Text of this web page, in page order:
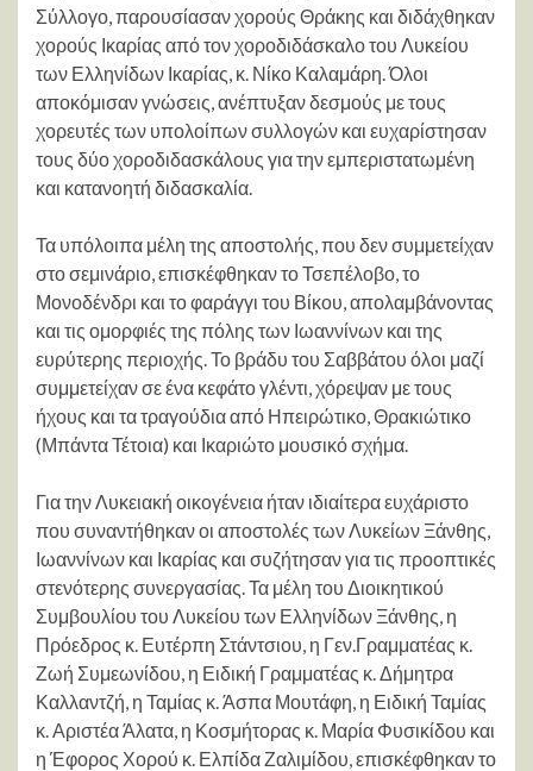
Σύλλογο, παρουσίασαν χορούς Θράκης και διδάχθηκαν
χορούς Ικαρίας από τον χοροδιδάσκαλο του Λυκείου
των Ελληνίδων Ικαρίας, κ. Νίκο Καλαμάρη. Όλοι
αποκόμισαν γνώσεις, ανέπτυξαν δεσμούς με τους
χορευτές των υπολοίπων συλλογών και ευχαρίστησαν
τους δύο χοροδιδασκάλους για την εμπεριστατωμένη
και κατανοητή διδασκαλία.
Τα υπόλοιπα μέλη της αποστολής, που δεν συμμετείχαν
στο σεμινάριο, επισκέφθηκαν το Τσεπέλοβο, το
Μονοδένδρι και το φαράγγι του Βίκου, απολαμβάνοντας
και τις ομορφιές της πόλης των Ιωαννίνων και της
ευρύτερης περιοχής. Το βράδυ του Σαββάτου όλοι μαζί
συμμετείχαν σε ένα κεφάτο γλέντι, χόρεψαν με τους
ήχους και τα τραγούδια από Ηπειρώτικο, Θρακιώτικο
(Μπάντα Τέτοια) και Ικαριώτο μουσικό σχήμα.
Για την Λυκειακή οικογένεια ήταν ιδιαίτερα ευχάριστο
που συναντήθηκαν οι αποστολές των Λυκείων Ξάνθης,
Ιωαννίνων και Ικαρίας και συζήτησαν για τις προοπτικές
στενότερης συνεργασίας. Τα μέλη του Διοικητικού
Συμβουλίου του Λυκείου των Ελληνίδων Ξάνθης, η
Πρόεδρος κ. Ευτέρπη Στάντσιου, η Γεν.Γραμματέας κ.
Ζωή Συμεωνίδου, η Ειδική Γραμματέας κ. Δήμητρα
Καλλαντζή, η Ταμίας κ. Άσπα Μουτάφη, η Ειδική Ταμίας
κ. Αριστέα Άλατα, η Κοσμήτορας κ. Μαρία Φυσικίδου και
η Έφορος Χορού κ. Ελπίδα Ζαλιμίδου, επισκέφθηκαν το